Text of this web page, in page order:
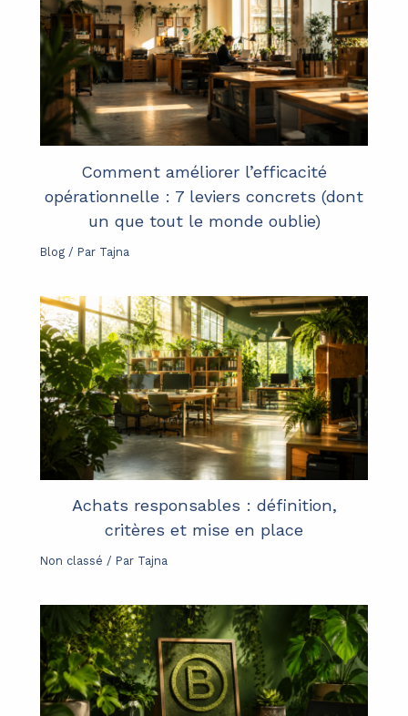
Comment améliorer l’efficacité
opérationnelle : 7 leviers concrets (dont
un que tout le monde oublie)
Blog / Par Tajna
Achats responsables : définition,
critères et mise en place
Non classé / Par Tajna